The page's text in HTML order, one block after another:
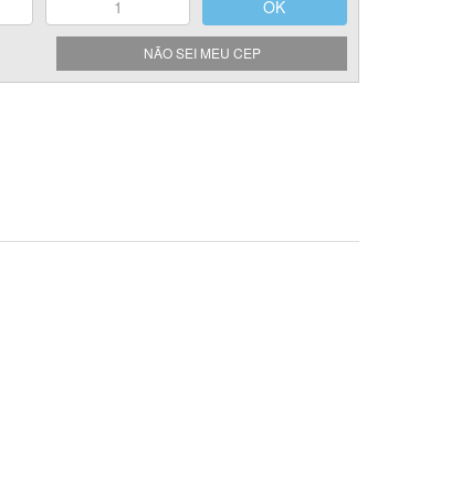
NÃO SEI MEU CEP